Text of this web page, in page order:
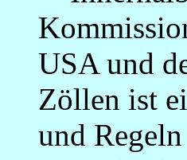
USA und
Zöllen ist
und